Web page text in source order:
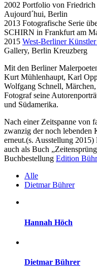
2002 Portfolio von Friedrich
Aujourd´hui, Berlin
2013 Fotografische Serie
SCHIRN in Frankfurt am
2015 West-Berliner
Gallery, Berlin Kreuzberg
Mit den Berliner
Kurt Mühlenhaupt, Karl
Wolfgang Schnell,
Fotograf seine
und Südamerika.
Nach einer Zeitspanne von
zwanzig der noch lebenden
erneut.(s. Ausstellung
auch als Buch
Buchbestellung Edition
Alle
Dietmar Bührer
Hannah Höch
Dietmar Bührer